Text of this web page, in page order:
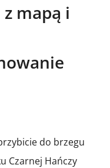
mapą i
do brzegu
Czarnej Hańczy